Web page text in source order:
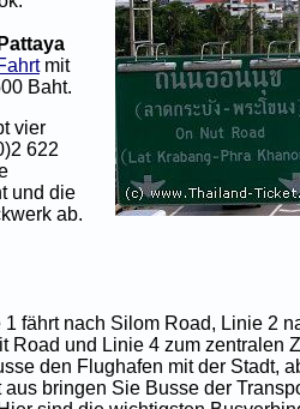
mit
Baht.
vier
622
und die
ab.
fährt nach Silom Road, Linie 2
Road und Linie 4 zum zentralen
den Flughafen mit der Stadt,
bringen Sie Busse der